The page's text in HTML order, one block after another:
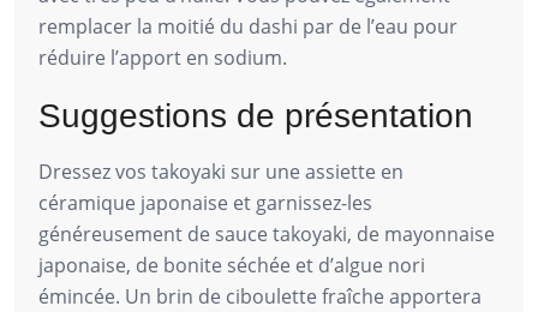
remplacer la moitié du dashi par de l’eau pour
réduire l’apport en sodium.
Suggestions de présentation
Dressez vos takoyaki sur une assiette en
céramique japonaise et garnissez-les
généreusement de sauce takoyaki, de mayonnaise
japonaise, de bonite séchée et d’algue nori
émincée. Un brin de ciboulette fraîche apportera